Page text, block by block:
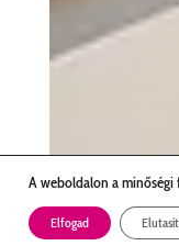
A weboldalon a minőségi
Elfogad